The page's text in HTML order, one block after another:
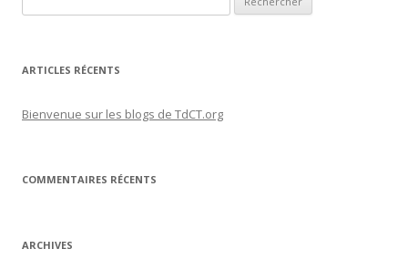
ARTICLES RÉCENTS
Bienvenue sur les blogs de TdCT.org
COMMENTAIRES RÉCENTS
ARCHIVES